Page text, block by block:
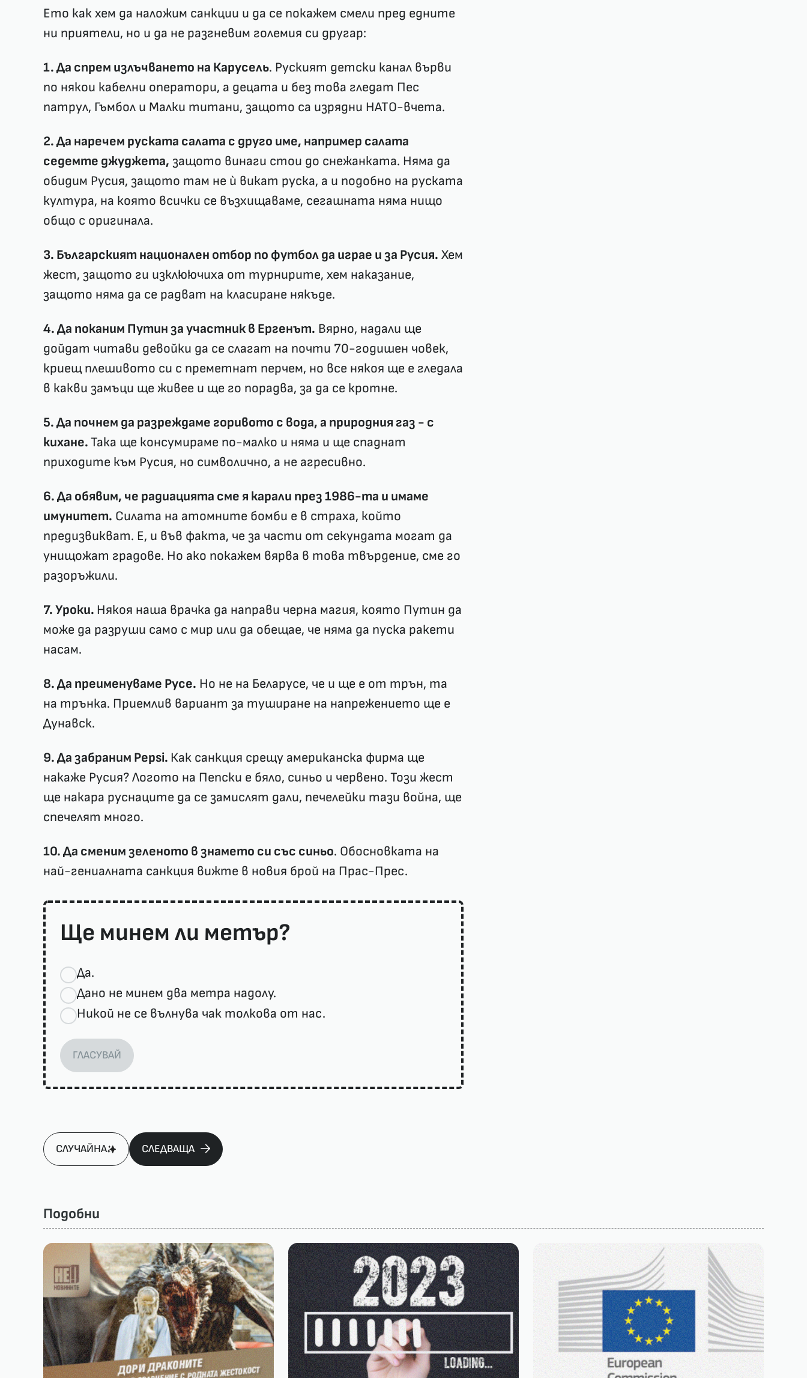
Ето как хем да наложим санкции и да се покажем смели пред едните
ни приятели, но и да не разгневим големия си другар:
1. Да спрем излъчването на Карусель. Руският детски канал върви
по някои кабелни оператори, а децата и без това гледат Пес
патрул, Гъмбол и Малки титани, защото са изрядни НАТО-вчета.
2. Да наречем руската салата с друго име, например салата
седемте джуджета, защото винаги стои до снежанката. Няма да
обидим Русия, защото там не ѝ викат руска, а и подобно на руската
култура, на която всички се възхищаваме, сегашната няма нищо
общо с оригинала.
3. Българският национален отбор по футбол да играе и за Русия. Хем
жест, защото ги изклюючиха от турнирите, хем наказание,
защото няма да се радват на класиране някъде.
4. Да поканим Путин за участник в Ергенът. Вярно, надали ще
дойдат читави девойки да се слагат на почти 70-годишен човек,
криещ плешивото си с преметнат перчем, но все някоя ще е гледала
в какви замъци ще живее и ще го порадва, за да се кротне.
5. Да почнем да разреждаме горивото с вода, а природния газ - с
кихане.Така ще консумираме по-малко и няма и ще спаднат
приходите към Русия, но символично, а не агресивно.
6. Да обявим, че радиацията сме я карали през 1986-та и имаме
имунитет. Силата на атомните бомби е в страха, който
предизвикват. Е, и във факта, че за части от секундата могат да
унищожат градове. Но ако покажем вярва в това твърдение, сме го
разоръжили.
7. Уроки. Някоя наша врачка да направи черна магия, която Путин да
може да разруши само с мир или да обещае, че няма да пуска ракети
насам.
8. Да преименуваме Русе. Но не на Беларусе, че и ще е от трън, та
на трънка. Приемлив вариант за туширане на напрежението ще е
Дунавск.
9. Да забраним Pepsi. Как санкция срещу американска фирма ще
накаже Русия? Логото на Пепски е бяло, синьо и червено. Този жест
ще накара руснаците да се замислят дали, печелейки тази война, ще
спечелят много.
10. Да сменим зеленото в знамето си със синьо. Обосновката на
най-гениалната санкция вижте в новия брой на Прас-Прес.
Ще минем ли метър?
Да.
Дано не минем два метра надолу.
Никой не се вълнува чак толкова от нас.
ГЛАСУВАЙ
СЛУЧАЙНА СЛЕДВАЩА
Подобни